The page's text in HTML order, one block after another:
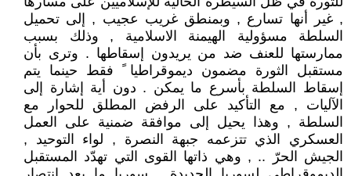
, غير أنها تسارع , وبمنطق غريب عجيب , إلى تحميل
السلطة مسؤولية الهيمنة الاسلامية , وذلك بسبب
ممارستها للعنف ضد من يريدون إسقاطها . وترى بأن
مستقبل الثورة مضمون ديموقراطيا ً فقط حينما يتم
إسقاط السلطة بأسرع ما يمكن . دون أية إشارة إلى
الآليات , مع التأكيد على الرفض المطلق للحوار مع
السلطة , وهذا يحيل إلى موافقة ضمنية على العمل
العسكري الذي تتزعمه جبهة النصرة , لواء التوحيد ,
الجيش الحرّ .. , وهي ذاتها القوى التي تهدّد المستقبل